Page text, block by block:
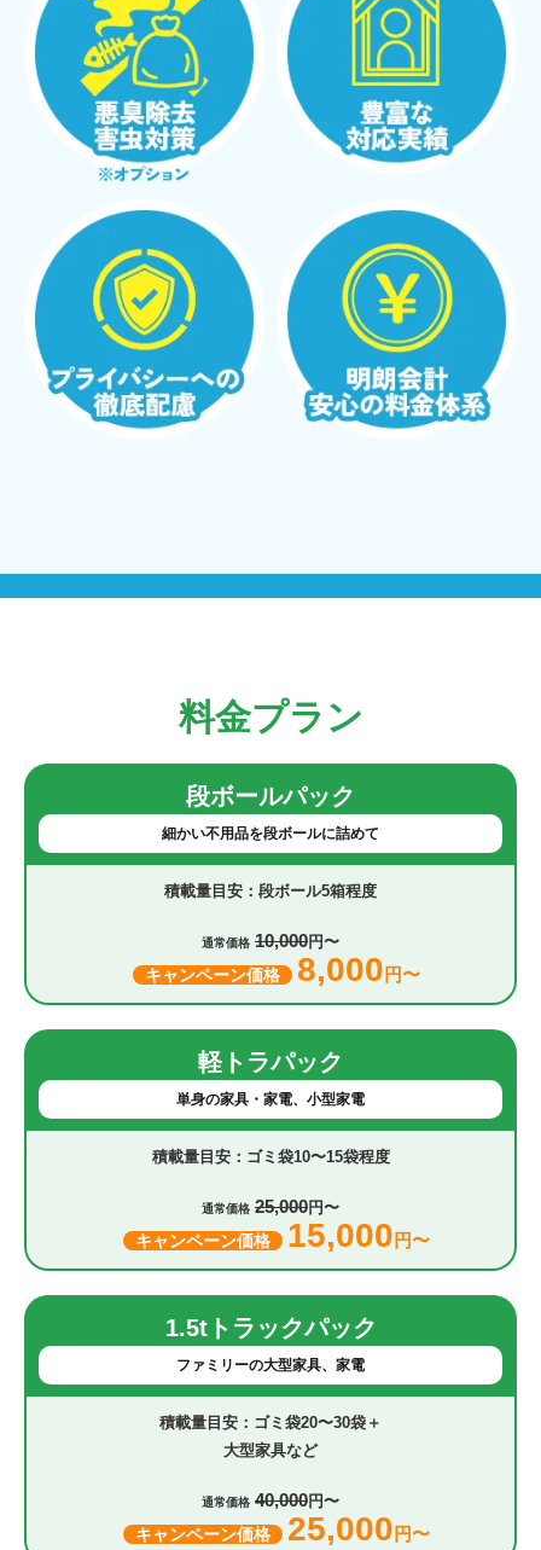
料金プラン
段ボールパック
細かい不用品を段ボールに詰めて
段ボール5箱程度
通常価格 10,000円〜
キャンペーン価格 8,000 円〜
軽トラパック
単身の家具・家電、小型家電
ゴミ袋10〜15袋程度
通常価格 25,000円〜
キャンペーン価格 15,000 円〜
1.5tトラックパック
ファミリーの大型家具、家電
ゴミ袋20〜30袋＋
大型家具など
通常価格 40,000円〜
キャンペーン価格 25,000 円〜